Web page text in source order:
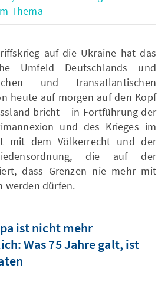
Thema
auf die Ukraine hat das
Umfeld Deutschlands und
und transatlantischen
heute auf morgen auf den Kopf
bricht – in Fortführung der
und des Krieges im
mit dem Völkerrecht und der
die auf der
dass Grenzen nie mehr mit
werden dürfen.
ist nicht mehr
Was 75 Jahre galt, ist